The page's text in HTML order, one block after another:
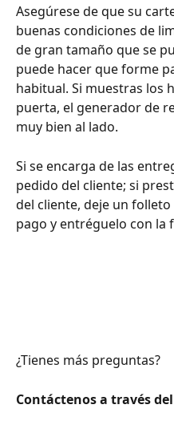
Asegúrese de que su
buenas condiciones de
de gran tamaño que se
puede hacer que forme
habitual. Si muestras los
puerta, el generador de
muy bien al lado.
Si se encarga de las
pedido del cliente; si
del cliente, deje un
pago y entréguelo con la
¿Tienes más preguntas?
Contáctenos a través